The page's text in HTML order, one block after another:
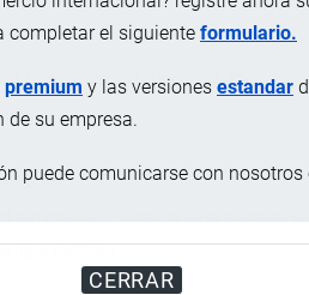
completar el siguiente formulario.
premium y las versiones estandar
su empresa.
puede comunicarse con nosotros
CERRAR
Clorhidrato 96%; Impureza 4%.